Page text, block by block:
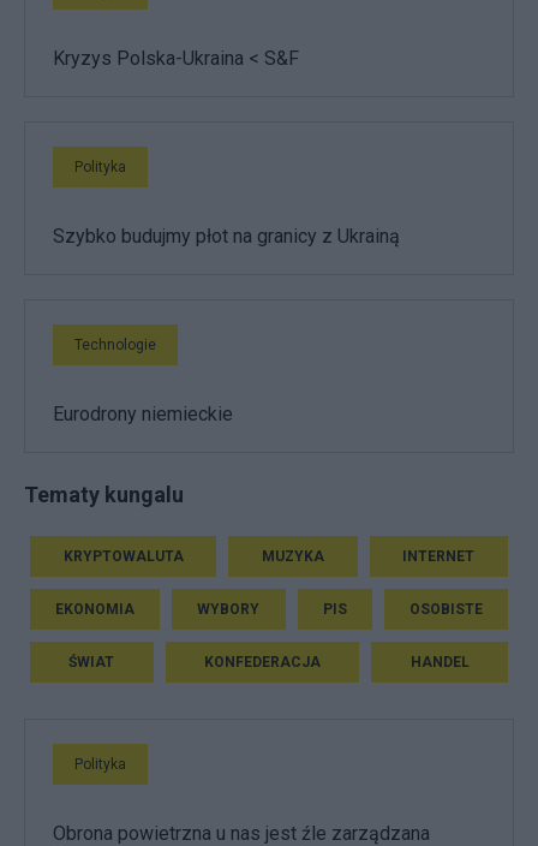
Kryzys Polska-Ukraina < S&F
Polityka
Szybko budujmy płot na granicy z Ukrainą
Technologie
Eurodrony niemieckie
Tematy kungalu
KRYPTOWALUTA MUZYKA INTERNET
EKONOMIA WYBORY PIS OSOBISTE
ŚWIAT KONFEDERACJA HANDEL
Polityka
Obrona powietrzna u nas jest źle zarządzana